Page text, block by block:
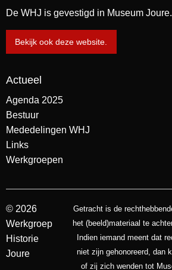
De WHJ is gevestigd in Museum Joure.
Bekijk ook deze website.
Actueel
Agenda 2025
Bestuur
Mededelingen WHJ
Links
Werkgroepen
© 2026
Werkgroep
Historie
Joure
Getracht is de
het (beeld)materiaal te
Indien iemand meent dat
niet zijn gehonoreerd, dan
of zij zich wenden tot